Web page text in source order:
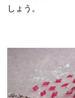
しょう。